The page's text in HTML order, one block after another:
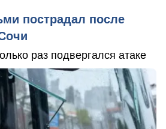
пострадал после
раз подвергался атаке